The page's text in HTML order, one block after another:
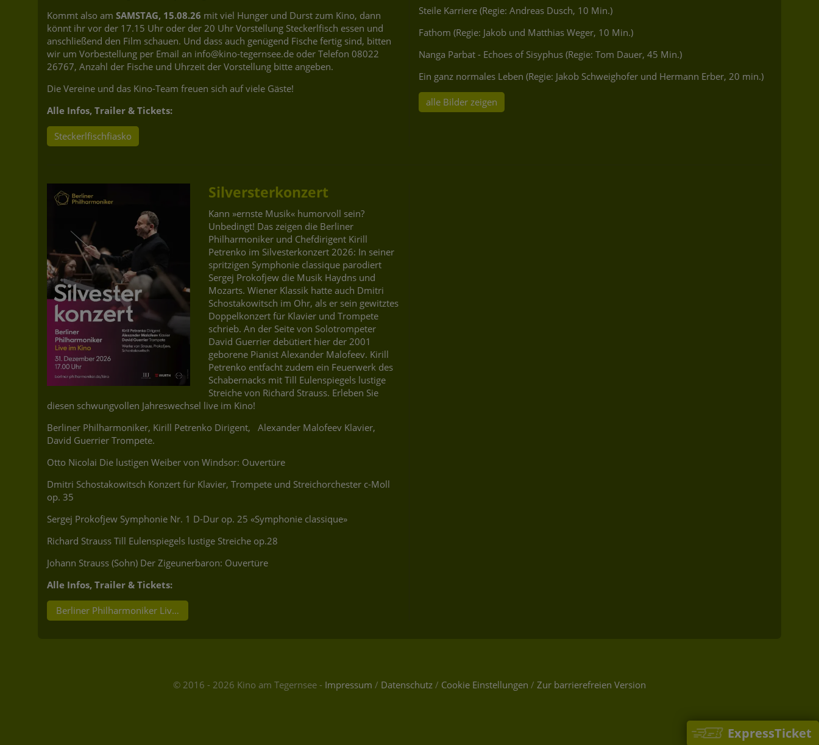
ExpressTicket
Kommt also am SAMSTAG, 15.08.26 mit viel Hunger und Durst zum Kino, dann
könnt ihr vor der 17.15 Uhr oder der 20 Uhr Vorstellung Steckerlfisch essen und
anschließend den Film schauen. Und dass auch genügend Fische fertig sind, bitten
wir um Vorbestellung per Email an info@kino-tegernsee.de oder Telefon 08022
26767, Anzahl der Fische und Uhrzeit der Vorstellung bitte angeben.
Die Vereine und das Kino-Team freuen sich auf viele Gäste!
Alle Infos, Trailer & Tickets:
Steckerlfischfiasko
Steile Karriere (Regie: Andreas Dusch, 10 Min.)
Fathom (Regie: Jakob und Matthias Weger, 10 Min.)
Nanga Parbat - Echoes of Sisyphus (Regie: Tom Dauer, 45 Min.)
Ein ganz normales Leben (Regie: Jakob Schweighofer und Hermann Erber, 20 min.)
alle Bilder zeigen
Silversterkonzert
Kann »ernste Musik« humorvoll sein?
Unbedingt! Das zeigen die Berliner
Philharmoniker und Chefdirigent Kirill
Petrenko im Silvesterkonzert 2026: In seiner
spritzigen Symphonie classique parodiert
Sergej Prokofjew die Musik Haydns und
Mozarts. Wiener Klassik hatte auch Dmitri
Schostakowitsch im Ohr, als er sein gewitztes
Doppelkonzert für Klavier und Trompete
schrieb. An der Seite von Solotrompeter
David Guerrier debütiert hier der 2001
geborene Pianist Alexander Malofeev. Kirill
Petrenko entfacht zudem ein Feuerwerk des
Schabernacks mit Till Eulenspiegels lustige
Streiche von Richard Strauss. Erleben Sie
diesen schwungvollen Jahreswechsel live im Kino!
Berliner Philharmoniker, Kirill Petrenko Dirigent, Alexander Malofeev Klavier,
David Guerrier Trompete.
Otto Nicolai Die lustigen Weiber von Windsor: Ouvertüre
Dmitri Schostakowitsch Konzert für Klavier, Trompete und Streichorchester c-Moll
op. 35
Sergej Prokofjew Symphonie Nr. 1 D-Dur op. 25 «Symphonie classique»
Richard Strauss Till Eulenspiegels lustige Streiche op.28
Johann Strauss (Sohn) Der Zigeunerbaron: Ouvertüre
Alle Infos, Trailer & Tickets:
Berliner Philharmoniker Live im Kino - Silvesterkonzert 2026
© 2016 - 2026 Kino am Tegernsee - Impressum / Datenschutz / Cookie Einstellungen / Zur barrierefreien Version